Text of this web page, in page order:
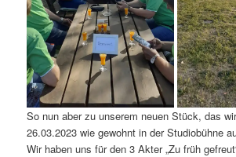
So nun aber zu unserem neuen Stück, das
26.03.2023 wie gewohnt in der Studiobühne
Wir haben uns für den 3 Akter „Zu früh